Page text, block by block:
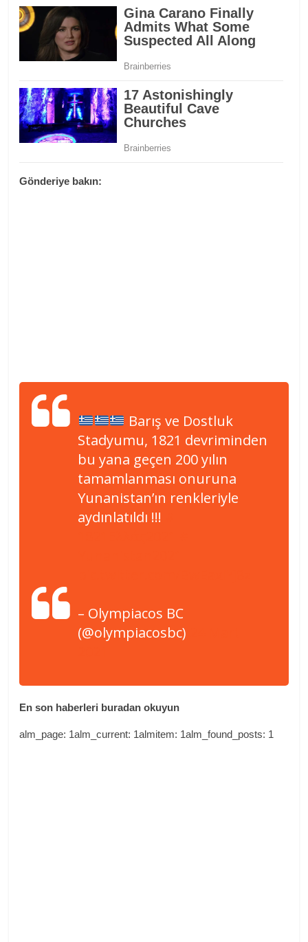
Gönderiye bakın:
Barış ve Dostluk
Stadyumu, 1821 devriminden
bu yana geçen 200 yılın
tamamlanması onuruna
Yunanistan’ın renkleriyle
aydınlatıldı !!!
– Olympiacos BC
(@olympiacosbc)
En son haberleri buradan okuyun
alm_page: 1alm_current: 1almitem: 1alm_found_posts: 1